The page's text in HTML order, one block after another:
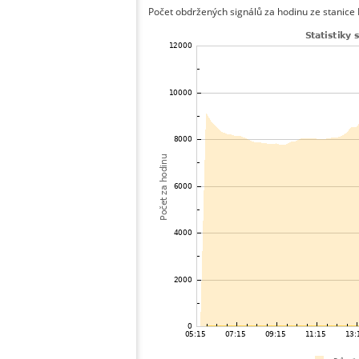
Počet obdržených signálů za hodinu ze